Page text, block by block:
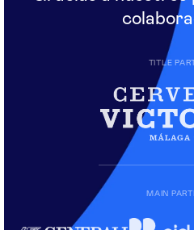
TITLE
MAIN